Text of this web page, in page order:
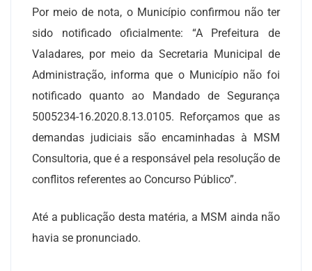
Por meio de nota, o Município confirmou não ter
sido notificado oficialmente: “A Prefeitura de
Valadares, por meio da Secretaria Municipal de
Administração, informa que o Município não foi
notificado quanto ao Mandado de Segurança
5005234-16.2020.8.13.0105. Reforçamos que as
demandas judiciais são encaminhadas à MSM
Consultoria, que é a responsável pela resolução de
conflitos referentes ao Concurso Público”.
Até a publicação desta matéria, a MSM ainda não
havia se pronunciado.